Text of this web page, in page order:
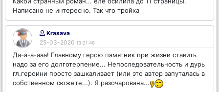
Написано не интересно. Так что тройка
Krasava
25-03-2020 13:21:46
Да-а-а-ааа! Главному герою памятник при жизни ставить
надо за его долготерпение... Непоследовательность и дурь
гл.героини просто зашкаливает (или это автор запуталась в
собственном сюжете...). Я разочарована...